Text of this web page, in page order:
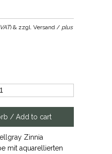
VAT) & zzgl. Versand / plus
Zinnia
mit aquarellierten